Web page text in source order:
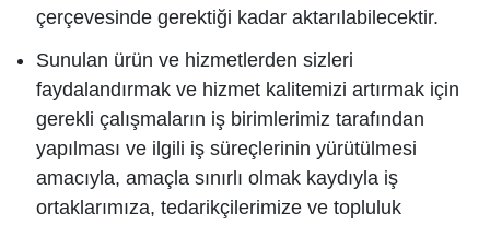
çerçevesinde gerektiği kadar aktarılabilecektir.
Sunulan ürün ve hizmetlerden sizleri
faydalandırmak ve hizmet kalitemizi artırmak için
gerekli çalışmaların iş birimlerimiz tarafından
yapılması ve ilgili iş süreçlerinin yürütülmesi
amacıyla, amaçla sınırlı olmak kaydıyla iş
ortaklarımıza, tedarikçilerimize ve topluluk